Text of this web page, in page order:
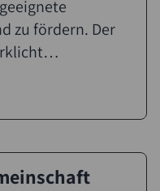
Namen der
bei all
und
zu fördern. Der